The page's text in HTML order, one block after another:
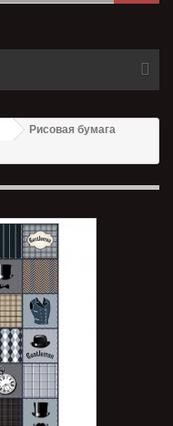
Рисовая бумага